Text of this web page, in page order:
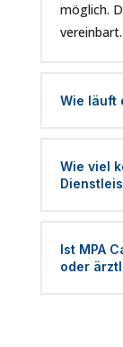
möglich.
vereinbart.
Wie läuft
Wie viel
Ist MPA
oder